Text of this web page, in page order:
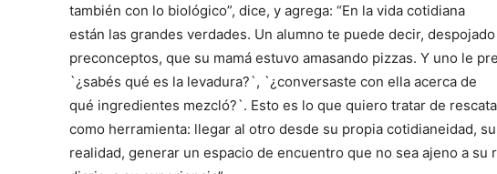
también con lo biológico”, dice, y agrega: “En la vida cotidiana
están las grandes verdades. Un alumno te puede decir,
preconceptos, que su mamá estuvo amasando pizzas. Y uno le
`¿sabés qué es la levadura?`, `¿conversaste con ella acerca de
qué ingredientes mezcló?`. Esto es lo que quiero tratar de
como herramienta: llegar al otro desde su propia cotidianeidad, su
realidad, generar un espacio de encuentro que no sea ajeno a su